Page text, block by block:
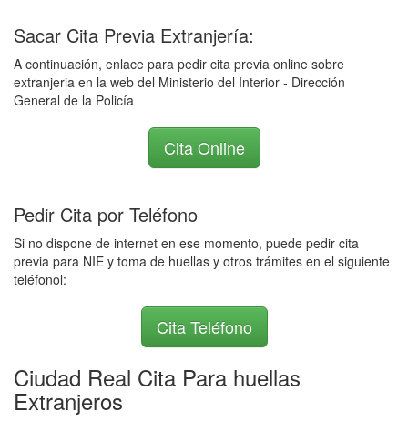
Sacar Cita Previa Extranjería:
A continuación, enlace para pedir cita previa online sobre
extranjeria en la web del Ministerio del Interior - Dirección
General de la Policía
Cita Online
Pedir Cita por Teléfono
Si no dispone de internet en ese momento, puede pedir cita
previa para NIE y toma de huellas y otros trámites en el siguiente
teléfonol:
Cita Teléfono
Ciudad Real Cita Para huellas
Extranjeros